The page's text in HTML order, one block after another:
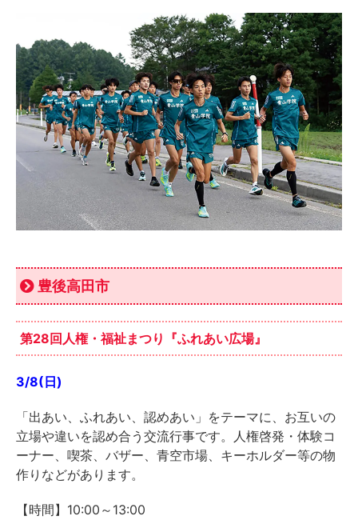
豊後高田市
第28回人権・福祉まつり『ふれあい広場』
3/8(日)
「出あい、ふれあい、認めあい」をテーマに、お互いの
立場や違いを認め合う交流行事です。人権啓発・体験コ
ーナー、喫茶、バザー、青空市場、キーホルダー等の物
作りなどがあります。
【時間】10:00～13:00